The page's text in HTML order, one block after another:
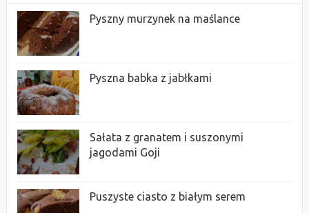
Pyszny murzynek na maślance
Pyszna babka z jabłkami
Sałata z granatem i suszonymi
jagodami Goji
Puszyste ciasto z białym serem